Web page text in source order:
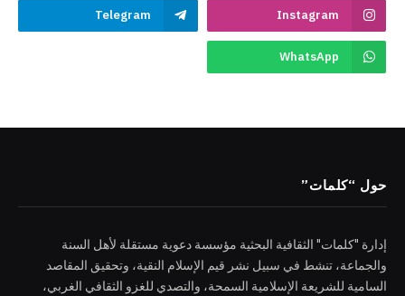
Instagram
Telegram
WhatsApp
حول “كلمات”
إدارة "كلمات" الثقافية البحثية مؤسسة دعوية مستقلة لأهل السنة
والجماعة، تنشط في سبيل نشر قيم الإسلام النقية، وتحقيق المقاصد
السامية للشريعة الإسلامية السمحة، والتصدي للغزو الثقافي الغربي،